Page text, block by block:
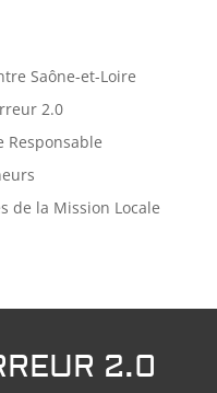
Saône-et-Loire
2.0
de la Mission Locale
2.0